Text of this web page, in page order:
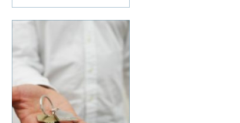
praktiske, økonomiske
utfordringer. For eiere av
installasjoner i vann
handler ...